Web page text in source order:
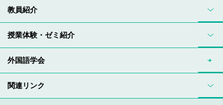
教員紹介
授業体験・ゼミ紹介
外国語学会
関連リンク